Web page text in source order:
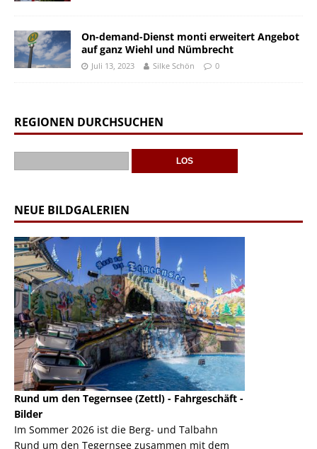
On-demand-Dienst monti erweitert Angebot
auf ganz Wiehl und Nümbrecht
Juli 13, 2023 Silke Schön 0
REGIONEN DURCHSUCHEN
NEUE BILDGALERIEN
Rund um den Tegernsee (Zettl) - Fahrgeschäft -
Bilder
Im Sommer 2026 ist die Berg- und Talbahn
Rund um den Tegernsee zusammen mit dem